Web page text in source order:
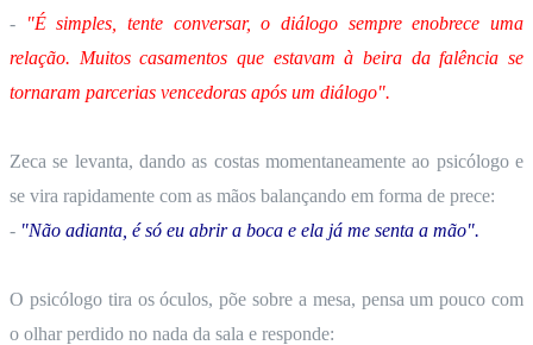
-
"É simples, tente conversar, o diálogo sempre enobrece uma
relação. Muitos casamentos que estavam à beira da falência se
tornaram parcerias vencedoras após um diálogo".
Zeca se levanta, dando as costas momentaneamente ao psicólogo e
se vira rapidamente com as mãos balançando em forma de prece:
- "Não adianta, é só eu abrir a boca e ela já me senta a mão".
O psicólogo tira os óculos, põe sobre a mesa, pensa um pouco com
o olhar perdido no nada da sala e responde: